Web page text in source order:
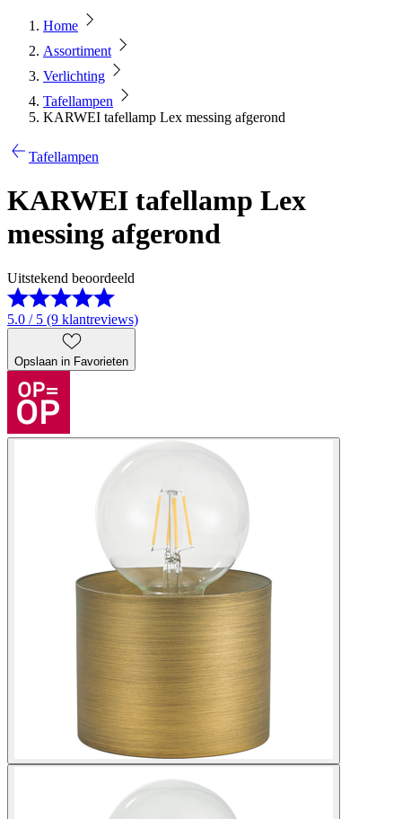
Home
Assortiment
Verlichting
Tafellampen
KARWEI tafellamp Lex messing afgerond
Tafellampen
KARWEI tafellamp Lex
messing afgerond
Uitstekend beoordeeld
5.0 / 5 (9 klantreviews)
Opslaan in Favorieten